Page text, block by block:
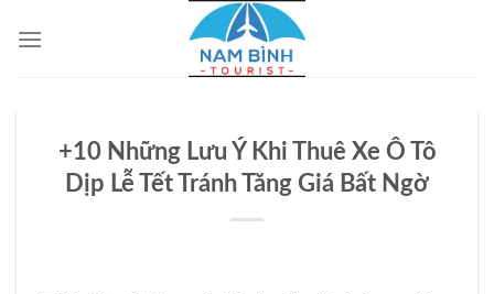
qua
+10 Những Lưu Ý Khi Thuê Xe Ô Tô
Dịp Lễ Tết Tránh Tăng Giá Bất Ngờ